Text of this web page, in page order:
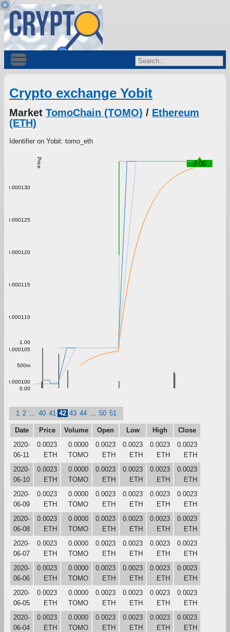
Crypto exchange Yobit
Market TomoChain (TOMO) / Ethereum
(ETH)
Identifier on Yobit: tomo_eth
Price
0.000100
0.000105
0.000110
0.000115
0.000120
0.000125
0.000130
0.00
0.00
500m
1.00
1 2 40 41 42 43 44 50 51
Date Price Volume Open Low High
Close
2020-
06-11
0.0023
ETH
0.0000
TOMO
0.0023
ETH
0.0023
ETH
0.0023
ETH
0.0023
ETH
2020-
06-10
0.0023
ETH
0.0000
TOMO
0.0023
ETH
0.0023
ETH
0.0023
ETH
0.0023
ETH
2020-
06-09
0.0023
ETH
0.0000
TOMO
0.0023
ETH
0.0023
ETH
0.0023
ETH
0.0023
ETH
2020-
06-08
0.0023
ETH
0.0000
TOMO
0.0023
ETH
0.0023
ETH
0.0023
ETH
0.0023
ETH
2020-
06-07
0.0023
ETH
0.0000
TOMO
0.0023
ETH
0.0023
ETH
0.0023
ETH
0.0023
ETH
2020-
06-06
0.0023
ETH
0.0000
TOMO
0.0023
ETH
0.0023
ETH
0.0023
ETH
0.0023
ETH
2020-
06-05
0.0023
ETH
0.0000
TOMO
0.0023
ETH
0.0023
ETH
0.0023
ETH
0.0023
ETH
2020-
06-04
0.0023
ETH
0.0000
TOMO
0.0023
ETH
0.0023
ETH
0.0023
ETH
0.0023
ETH